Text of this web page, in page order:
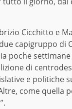
Cicchitto e
capigruppo di
poche
di
e politiche
come quella